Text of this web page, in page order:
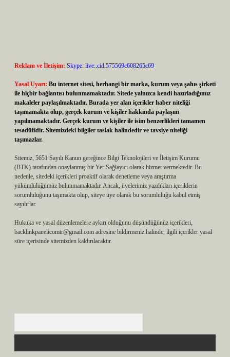
Reklam ve İletişim: Skype: live:.cid.575569c608265c69
Yasal Uyarı: Bu internet sitesi, herhangi bir marka, kurum veya şahıs şirketi
ile hiçbir bağlantısı bulunmamaktadır. Sitede yalnızca kendi hazırladığımız
makaleler paylaşılmaktadır. Burada yer alan içerikler haber niteliği
taşımamakta olup, gerçek kurum ve kişiler hakkında paylaşım
yapılmamaktadır. Gerçek kurum ve kişiler ile isim benzerlikleri tamamen
tesadüfidir. Sitemizdeki bilgiler taslak halindedir ve tavsiye niteliği
taşımazlar.
Sitemiz, 5651 Sayılı Kanun gereğince Bilgi Teknolojileri ve İletişim Kurumu
(BTK) tarafından onaylanmış bir Yer Sağlayıcı olarak hizmet vermektedir. Bu
nedenle, sitedeki içerikleri proaktif olarak denetleme veya araştırma
yükümlülüğümüz bulunmamaktadır. Ancak, üyelerimiz yazdıkları içeriklerin
sorumluluğunu taşımakta olup, siteye üye olarak bu sorumluluğu kabul etmiş
sayılırlar.
Hukuka ve yasal düzenlemelere aykırı olduğunu düşündüğünüz içerikleri,
backlinkpanelicomtr@gmail.com adresine bildirmeniz halinde, ilgili içerikler yasal
süre içerisinde sitemizden kaldırılacaktır.